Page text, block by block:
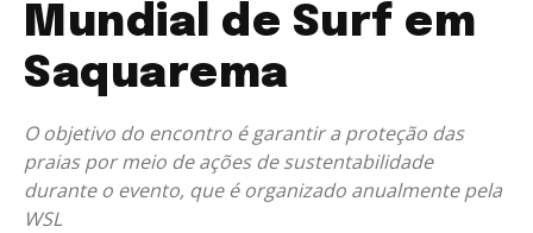
Mundial de Surf em
Saquarema
O objetivo do encontro é garantir a proteção das
praias por meio de ações de sustentabilidade
durante o evento, que é organizado anualmente pela
WSL